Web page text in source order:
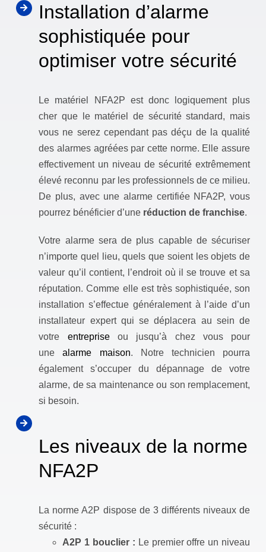
Installation d’alarme
sophistiquée pour
optimiser votre sécurité
Le matériel NFA2P est donc logiquement plus
cher que le matériel de sécurité standard, mais
vous ne serez cependant pas déçu de la qualité
des alarmes agréées par cette norme. Elle assure
effectivement un niveau de sécurité extrêmement
élevé reconnu par les professionnels de ce milieu.
De plus, avec une alarme certifiée NFA2P, vous
pourrez bénéficier d’une réduction de franchise.
Votre alarme sera de plus capable de sécuriser
n’importe quel lieu, quels que soient les objets de
valeur qu’il contient, l’endroit où il se trouve et sa
réputation. Comme elle est très sophistiquée, son
installation s’effectue généralement à l’aide d’un
installateur expert qui se déplacera au sein de
votre entrepriseou jusqu’à chez vous pour
unealarme maison. Notre technicien pourra
également s’occuper du dépannage de votre
alarme, de sa maintenance ou son remplacement,
si besoin.
Les niveaux de la norme
NFA2P
La norme A2P dispose de 3 différents niveaux de
sécurité :
A2P 1 bouclier : Le premier offre un niveau